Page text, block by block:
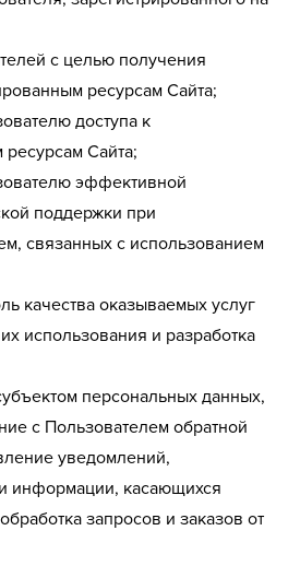
с целью получения
ресурсам Сайта;
доступа к
Сайта;
эффективной
поддержки при
связанных с использованием
качества оказываемых услуг
использования и разработка
персональных данных,
с Пользователем обратной
уведомлений,
информации, касающихся
запросов и заказов от